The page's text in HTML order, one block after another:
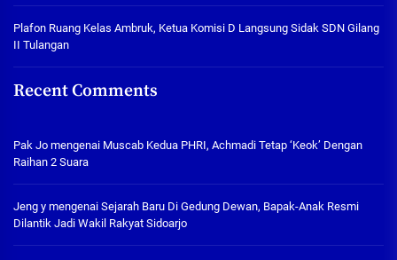
Plafon Ruang Kelas Ambruk, Ketua Komisi D Langsung Sidak SDN Gilang
II Tulangan
Recent Comments
Pak Jo mengenai Muscab Kedua PHRI, Achmadi Tetap ‘Keok’ Dengan
Raihan 2 Suara
Jeng y mengenai Sejarah Baru Di Gedung Dewan, Bapak-Anak Resmi
Dilantik Jadi Wakil Rakyat Sidoarjo